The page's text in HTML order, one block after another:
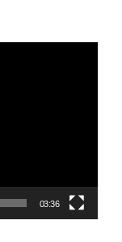
03:36